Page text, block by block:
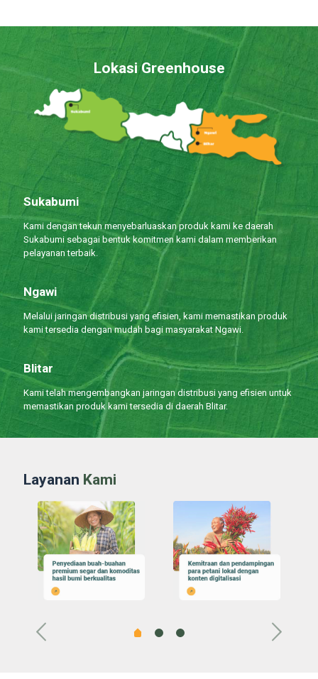
Lokasi Greenhouse
Sukabumi
Kami dengan tekun menyebarluaskan produk kami ke daerah
Sukabumi sebagai bentuk komitmen kami dalam memberikan
pelayanan terbaik.
Ngawi
Melalui jaringan distribusi yang efisien, kami memastikan produk
kami tersedia dengan mudah bagi masyarakat Ngawi.
Blitar
Kami telah mengembangkan jaringan distribusi yang efisien untuk
memastikan produk kami tersedia di daerah Blitar.
Layanan Kami